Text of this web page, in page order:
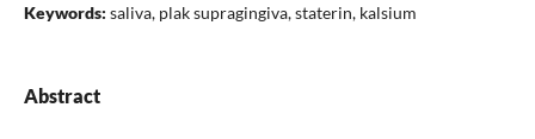
Keywords: saliva, plak supragingiva, staterin, kalsium
Abstract